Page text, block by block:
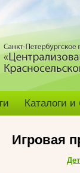
Каталоги
Игровая